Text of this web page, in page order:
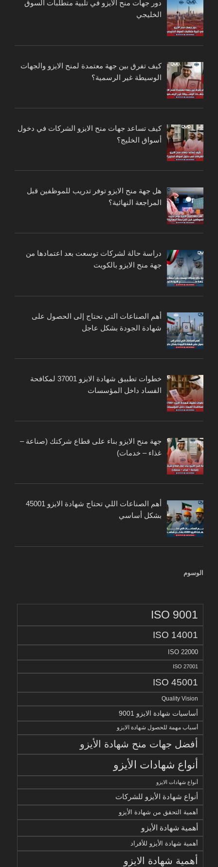
دور جهات منح الأيزو في تلبية متطلبات السوق
الخليجي
كيف تفرق بين جهة معتمدة لمنح الايزو والجهات
الوسيطة غير الرسمية؟
كيف تساعد جهات منح الايزو الشركات في دخول
أسواق الخليج؟
هل جهة منح الايزو توفر تدريب للموظفين قبل
المراجعة النهائية؟
دراسة حالة لشركات توسعت بعد اعتمادها من
جهة منح الايزو بالكويت
أهم الصناعات التي تحتاج إلى الحصول على
شهادة الجودة بشكل عاجل
خطوات تطبيق شهادة الايزو 37001 لمكافحة
الفساد داخل المؤسسات
جهة منح الايزو بناء على قطاع شركتك (صناعة –
غذاء – خدمات)
أهم الصناعات اللي تحتاج شهادة الايزو 45001
بشكل أساسي
الوسوم
ISO 9001
ISO 14001
ISO 22000
ISO 27001
ISO 45001
Quality Vision
أساسيات شهادة الايزو 9001
أسباب مهمة للحصول شهادة الايزو
أفضل جهات منح شهادة الأيزو
أنواع شهادات الأيزو
أنواع شهادات الايزو
أنواع شهادة الأيزو للشركات
أهمية التحقق من شهادة الأيزو
أهمية شهادة الأيزو
أهمية شهادة الأيزو للأفراد
أهمية شهادة الايزو